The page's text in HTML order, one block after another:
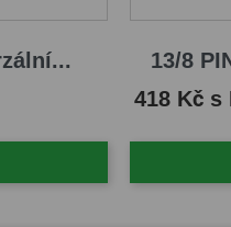
13/8
Cena
418 Kč s